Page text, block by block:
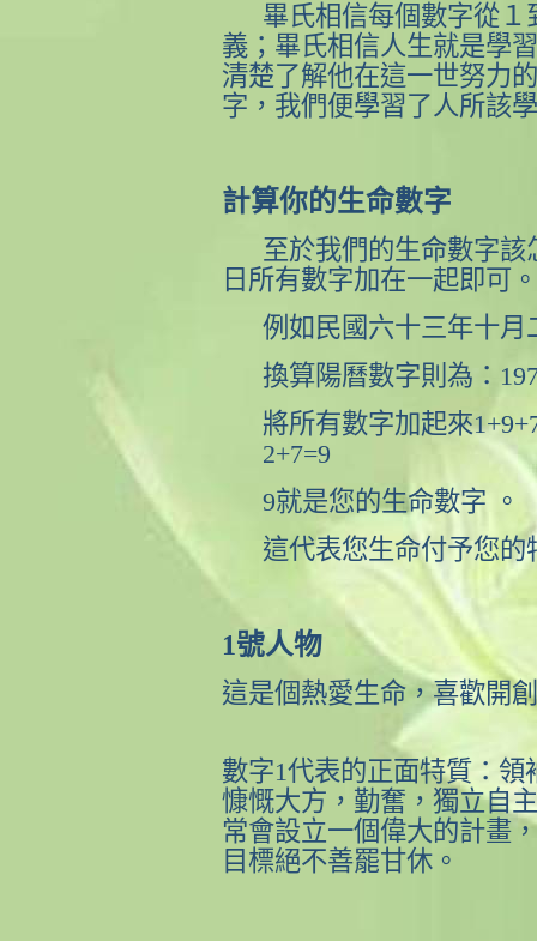
畢氏相信每個數字從
義；畢氏相信人生就是學
清楚了解他在這一世努力
字，我們便學習了人所該
計算你的生命數字
至於我們的生命數字
日所有數字加在一起即可。
例如 民國六十三年十月
換算陽曆數字則為：
將所有數字加起來
2+7=9
9就是您的生命數字 。
這代表您生命付予您的
1號人物
這是個熱愛生命，喜歡開
數字1代表的正面特質：領
慷慨大方，勤奮，獨立自
常會設立一個偉大的計畫
目標絕不善罷甘休。